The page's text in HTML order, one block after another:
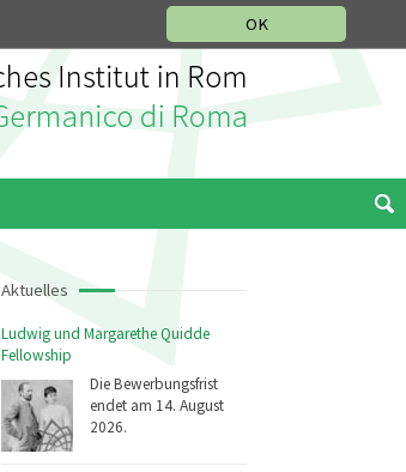
OK
Aktuelles
Ludwig und Margarethe Quidde
Fellowship
Die Bewerbungsfrist
endet am 14. August
2026.